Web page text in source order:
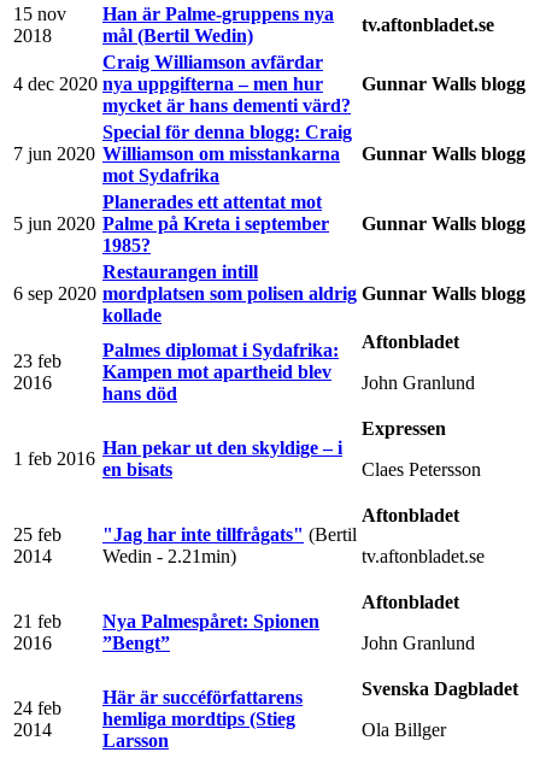
15 nov
2018
Han är Palme-gruppens nya
mål (Bertil Wedin)
tv.aftonbladet.se
4 dec 2020
Craig Williamson avfärdar
nya uppgifterna – men hur
mycket är hans dementi värd?
Gunnar Walls blogg
7 jun 2020
Special för denna blogg: Craig
Williamson om misstankarna
mot Sydafrika
Gunnar Walls blogg
5 jun 2020
Planerades ett attentat mot
Palme på Kreta i september
1985?
Gunnar Walls blogg
6 sep 2020
Restaurangen intill
mordplatsen som polisen aldrig
kollade
Gunnar Walls blogg
23 feb
2016
Palmes diplomat i Sydafrika:
Kampen mot apartheid blev
hans död
Aftonbladet
John Granlund
1 feb 2016
Han pekar ut den skyldige – i
en bisats
Expressen
Claes Petersson
25 feb
2014
"Jag har inte tillfrågats" (Bertil
Wedin - 2.21min)
Aftonbladet
tv.aftonbladet.se
21 feb
2016
Nya Palmespåret: Spionen
”Bengt”
Aftonbladet
John Granlund
24 feb
2014
Här är succéförfattarens
hemliga mordtips (Stieg
Larsson
Svenska Dagbladet
Ola Billger